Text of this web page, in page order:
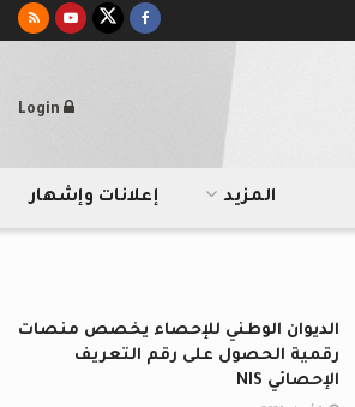
المزيد إعلانات وإشهار
الديوان الوطني للإحصاء يخصص منصات
رقمية الحصول على رقم التعريف
الإحصائي NIS